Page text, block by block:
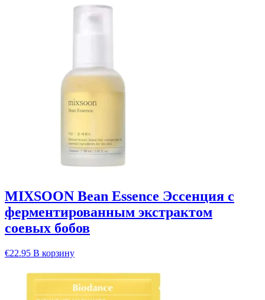
MIXSOON Bean Essence Эссенция с
ферментированным экстрактом
соевых бобов
€22.95 В корзину